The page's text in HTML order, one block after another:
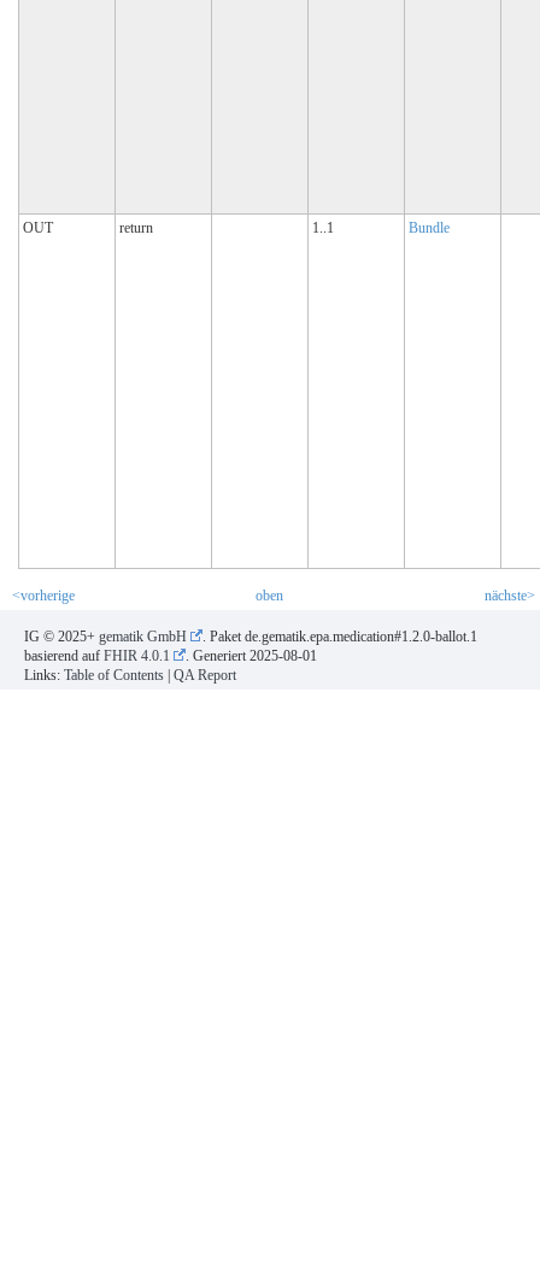
OUT return 1..1 Bundle
<vorherige oben nächste>
IG © 2025+ gematik GmbH
. Paket de.gematik.epa.medication#1.2.0-ballot.1
basierend auf FHIR 4.0.1 . Generiert2025-08-01
Links: Table of Contents QA Report